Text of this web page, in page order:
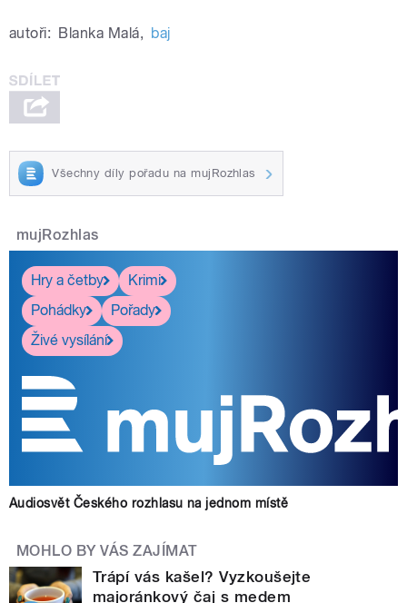
autoři: Blanka Malá, baj
Všechny díly pořadu na mujRozhlas
mujRozhlas
Hry a četby
Krimi
Pohádky
Pořady
Živé vysílání
Audiosvět Českého rozhlasu na jednom místě
MOHLO BY VÁS ZAJÍMAT
Trápí vás kašel? Vyzkoušejte
majoránkový čaj s medem